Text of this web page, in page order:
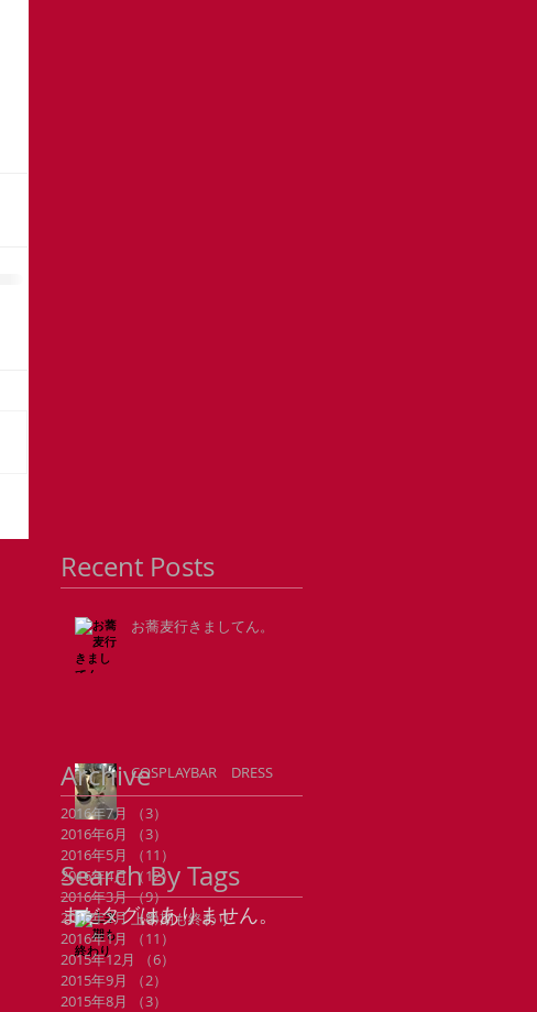
Recent Posts
お蕎麦行きましてん。
COSPLAYBAR DRESS
上半期も終わり
まだタグはありません。
Search By Tags
2016年7月 （3）
2016年6月
（3）
2016年5月
（11）
2016年4月 （12）12件の記事
2016年3月（9）9件の記事
2016年2月（8）8件の記事
2016年1月
（11）
2015年12月
（6）
2015年9月
（2）
2015年8月
（3）
Archive